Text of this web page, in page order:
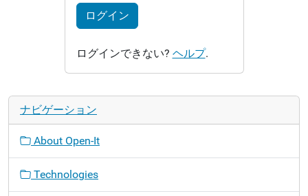
ログイン
ログインできない? ヘルプ.
ナビゲーション
About Open-It
Technologies